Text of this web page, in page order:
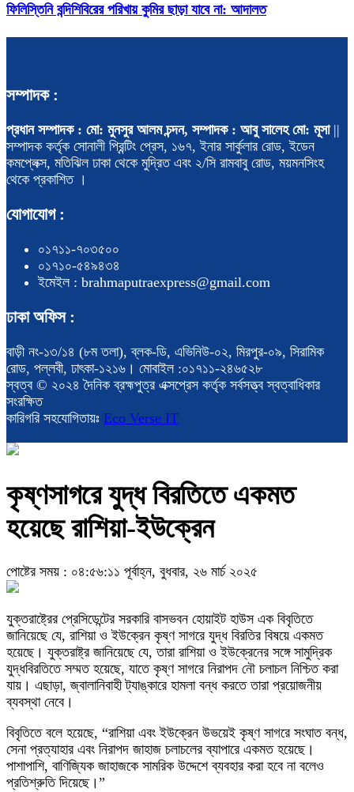
ফিলিস্তিনি বন্দিশিবিরের পরিখায় কুমির ছাড়া যাবে না: আদালত
সম্পাদক :
প্রধান সম্পাদক : মো: মুনসুর আলম চন্দন, সম্পাদক : আবু সালেহ মো: মূসা||
সম্পাদক কর্তৃক সোনালী প্রিন্টিং প্রেস, ১৬৭, ইনার সার্কুলার রোড, ইডেন
কমপ্লেক্স, মতিঝিল ঢাকা থেকে মুদ্রিত এবং ২/সি রামবাবু রোড, ময়মনসিংহ
থেকে প্রকাশিত ।
যোগাযোগ :
০১৭১১-৭০৩৫০০
০১৭১০-৫৪৯৪৩৪
ইমেইল : brahmaputraexpress@gmail.com
ঢাকা অফিস :
বাড়ী নং-১৩/১৪ (৮ম তলা), ব্লক-ডি, এভিনিউ-০২, মিরপুর-০৯, সিরামিক
রোড, পল্লবী, ঢাৎকা-১২১৬। মোবাইল :০১৭১১-২৪৬৫২৮
স্বত্ব © ২০২৪ দৈনিক ব্রহ্মপুত্র এক্সপ্রেস কর্তৃক সর্বসত্ত্ব স্বত্বাধিকার
সংরক্ষিত
কারিগরি সহযোগিতায়ঃ Eco Verse IT
কৃষ্ণসাগরে যুদ্ধ বিরতিতে একমত
হয়েছে রাশিয়া-ইউক্রেন
পোষ্টের সময় : ০৪:৫৬:১১ পূর্বাহ্ন, বুধবার, ২৬ মার্চ ২০২৫
যুক্তরাষ্ট্রের প্রেসিডেন্টের সরকারি বাসভবন হোয়াইট হাউস এক বিবৃতিতে
জানিয়েছে যে, রাশিয়া ও ইউক্রেন কৃষ্ণ সাগরে যুদ্ধ বিরতির বিষয়ে একমত
হয়েছে। যুক্তরাষ্ট্র জানিয়েছে যে, তারা রাশিয়া ও ইউক্রেনের সঙ্গে সামুদ্রিক
যুদ্ধবিরতিতে সম্মত হয়েছে, যাতে কৃষ্ণ সাগরে নিরাপদ নৌ চলাচল নিশ্চিত করা
যায়। এছাড়া, জ্বালানিবাহী ট্যাঙ্কারে হামলা বন্ধ করতে তারা প্রয়োজনীয়
ব্যবস্থা নেবে।
বিবৃতিতে বলে হয়েছে, “রাশিয়া এবং ইউক্রেন উভয়েই কৃষ্ণ সাগরে সংঘাত বন্ধ,
সেনা প্রত্যাহার এবং নিরাপদ জাহাজ চলাচলের ব্যাপারে একমত হয়েছে।
পাশাপাশি, বাণিজ্যিক জাহাজকে সামরিক উদ্দেশে ব্যবহার করা হবে না বলেও
প্রতিশ্রুতি দিয়েছে।”